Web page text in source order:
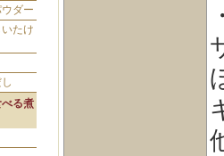
ダー
たけ
る煮